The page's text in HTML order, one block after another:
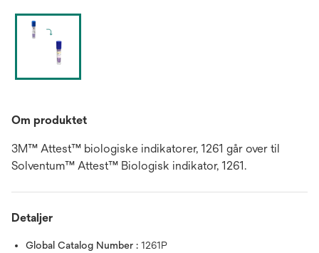
Om produktet
3M™ Attest™ biologiske indikatorer, 1261 går over til
Solventum™ Attest™ Biologisk indikator, 1261.
Detaljer
Global Catalog Number : 1261P